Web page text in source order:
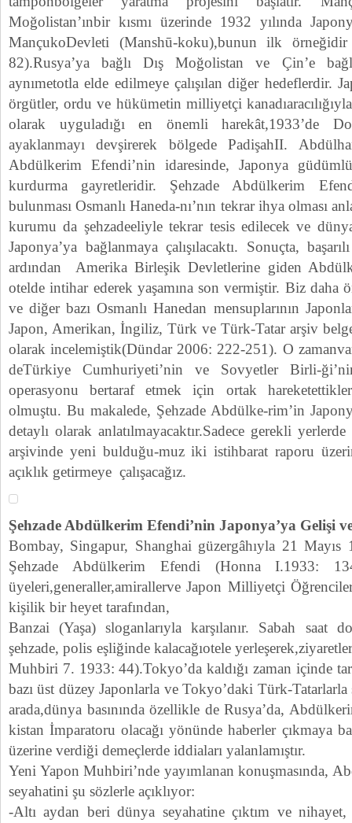
Moğolistan’ınbir kısmı üzerinde 1932 yılında
MançukoDevleti (Manshū-koku),bunun ilk
82).Rusya’ya bağlı Dış Moğolistan ve Çin’e
aynımetotla elde edilmeye çalışılan diğer hedeflerdir.
örgütler, ordu ve hükümetin milliyetçi
olarak uyguladığı en önemli harekât,1933’de
ayaklanmayı devşirerek bölgede PadişahII.
Abdülkerim Efendi’nin idaresinde, Japonya
kurdurma gayretleridir. Şehzade Abdülkerim
bulunması Osmanlı Haneda-nı’nın tekrar ihya olması
kurumu da şehzadeeliyle tekrar tesis edilecek ve
Japonya’ya bağlanmaya çalışılacaktı. Sonuçta,
ardından Amerika Birleşik Devletlerine giden
otelde intihar ederek yaşamına son vermiştir. Biz daha
ve diğer bazı Osmanlı Hanedan mensuplarının
Japon, Amerikan, İngiliz, Türk ve Türk-Tatar arşiv
olarak incelemiştik(Dündar 2006: 222-251). O
deTürkiye Cumhuriyeti’nin ve Sovyetler Birli-
operasyonu bertaraf etmek için ortak
olmuştu. Bu makalede, Şehzade Abdülke-rim’in
detaylı olarak anlatılmayacaktır.Sadece gerekli
arşivinde yeni bulduğu-muz iki istihbarat raporu
açıklık getirmeye çalışacağız.
Şehzade Abdülkerim Efendi’nin Japonya’ya Gelişi
Bombay, Singapur, Shanghai güzergâhıyla 21 Mayıs
Şehzade Abdülkerim Efendi (Honna I.1933:
üyeleri,generaller,amirallerve Japon Milliyetçi
kişilik bir heyet tarafından,
Banzai (Yaşa) sloganlarıyla karşılanır. Sabah saat
şehzade, polis eşliğinde kalacağıotele
Muhbiri 7. 1933: 44).Tokyo’da kaldığı zaman içinde
bazı üst düzey Japonlarla ve Tokyo’daki Türk-
arada,dünya basınında özellikle de Rusya’da,
kistan İmparatoru olacağı yönünde haberler çıkmaya
üzerine verdiği demeçlerde iddiaları yalanlamıştır.
Yeni Yapon Muhbiri’nde yayımlanan konuşmasında,
seyahatini şu sözlerle açıklıyor:
-Altı aydan beri dünya seyahatine çıktım ve nihayet,